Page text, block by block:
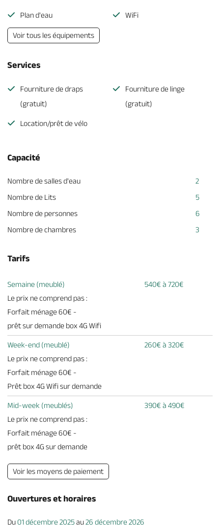
Plan d'eau WiFi
Voir tous les équipements
Services
Fourniture de draps
(gratuit)
Fourniture de linge
(gratuit)
Location/prêt de vélo
Capacité
Nombre de salles d'eau
2
Nombre de Lits
5
Nombre de personnes
6
Nombre de chambres
3
Tarifs
Semaine (meublé)
540€ à 720€
Le prix ne comprend pas :
Forfait ménage 60€ -
prêt sur demande box 4G Wifi
Week-end (meublé)
260€ à 320€
Le prix ne comprend pas :
Forfait ménage 60€ -
Prêt box 4G Wifi sur demande
Mid-week (meublés)
390€ à 490€
Le prix ne comprend pas :
Forfait ménage 60€ -
prêt box 4G sur demande
Voir les moyens de paiement
Ouvertures et horaires
Du 01 décembre 2025au26 décembre 2026